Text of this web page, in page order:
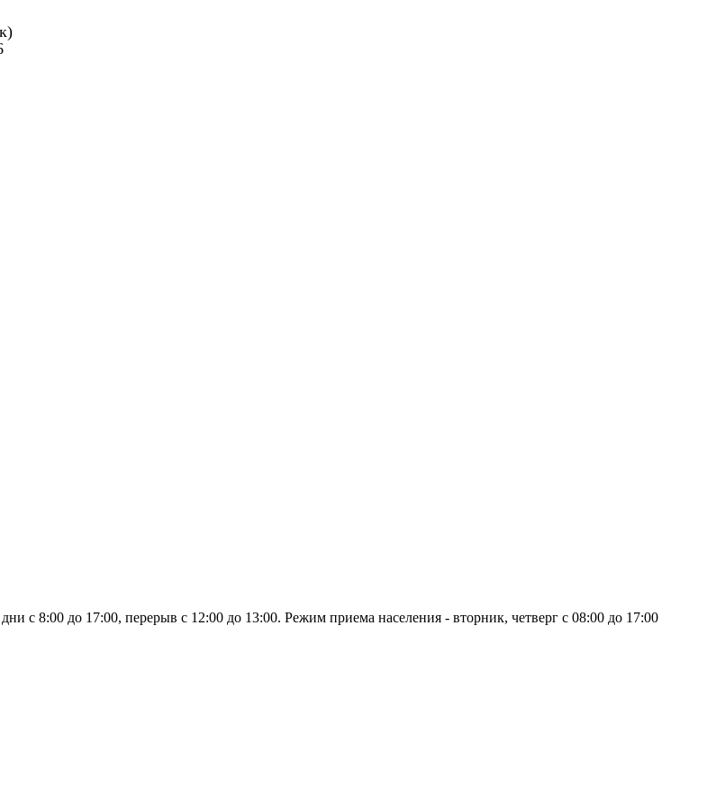
с 8:00 до 17:00, перерыв с 12:00 до 13:00. Режим приема населения - вторник, четверг с 08:00 до 17:00